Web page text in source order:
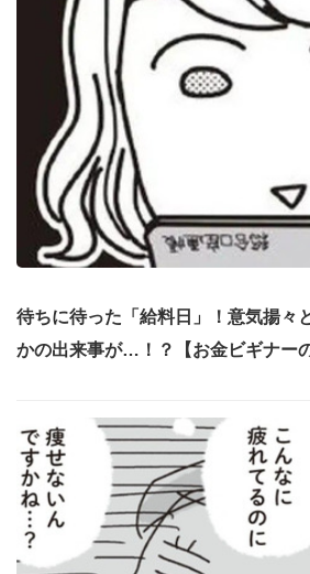
待ちに待った「給料日」！意気揚々
かの出来事が…！？【お金ビギナー